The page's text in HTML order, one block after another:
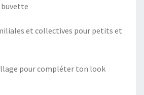
et collectives pour petits et
pour compléter ton look